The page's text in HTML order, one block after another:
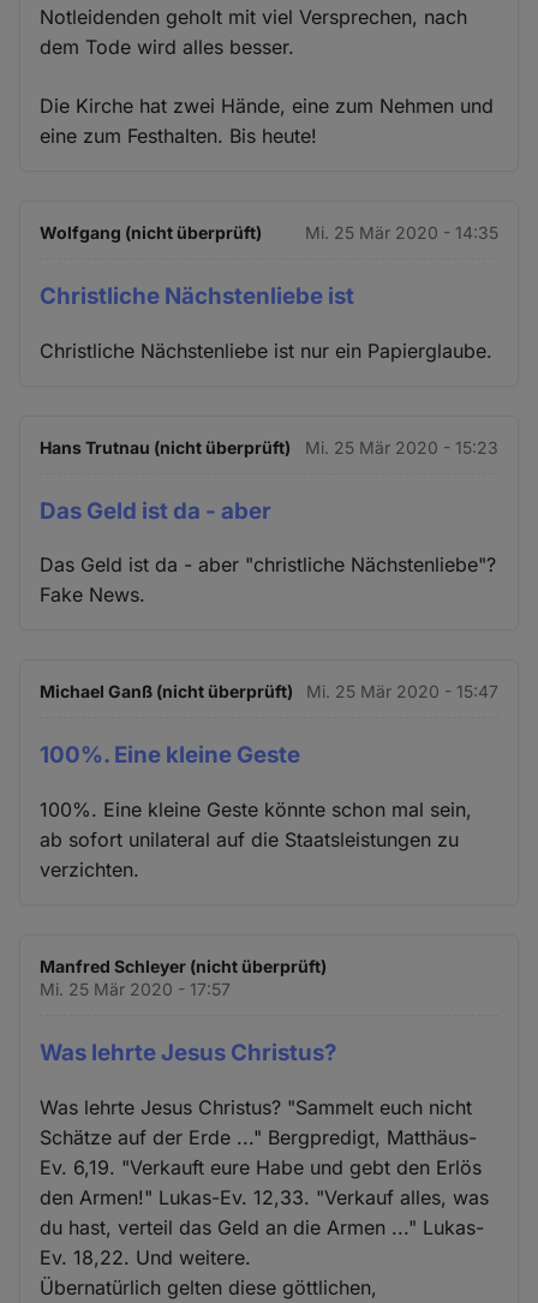
Notleidenden geholt mit viel Versprechen, nach
dem Tode wird alles besser.
Die Kirche hat zwei Hände, eine zum Nehmen und
eine zum Festhalten. Bis heute!
Wolfgang (nicht überprüft) Mi. 25 Mär 2020 - 14:35
Christliche Nächstenliebe ist
Christliche Nächstenliebe ist nur ein Papierglaube.
Hans Trutnau (nicht überprüft) Mi. 25 Mär 2020 - 15:23
Das Geld ist da - aber
Das Geld ist da - aber "christliche Nächstenliebe"?
Fake News.
Michael Ganß (nicht überprüft) Mi. 25 Mär 2020 - 15:47
100%. Eine kleine Geste
100%. Eine kleine Geste könnte schon mal sein,
ab sofort unilateral auf die Staatsleistungen zu
verzichten.
Manfred Schleyer (nicht überprüft)
Mi. 25 Mär 2020 - 17:57
Was lehrte Jesus Christus?
Was lehrte Jesus Christus? "Sammelt euch nicht
Schätze auf der Erde ..." Bergpredigt, Matthäus-
Ev. 6,19. "Verkauft eure Habe und gebt den Erlös
den Armen!" Lukas-Ev. 12,33. "Verkauf alles, was
du hast, verteil das Geld an die Armen ..." Lukas-
Ev. 18,22. Und weitere.
Übernatürlich gelten diese göttlichen,